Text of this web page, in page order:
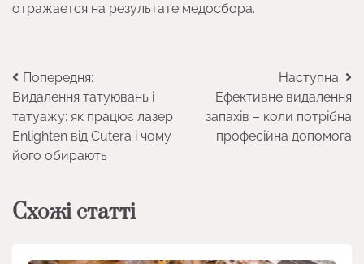
отражается на результате медосбора.
Навігація
записів
Попередня:
Видалення татуювань і
татуажу: як працює лазер
Enlighten від Cutera і чому
його обирають
Наступна:
Ефективне видалення
запахів – коли потрібна
професійна допомога
Схожі статті